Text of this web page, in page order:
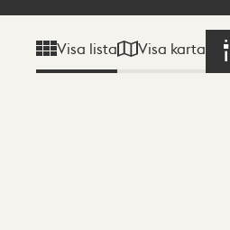
Visa lista Visa karta